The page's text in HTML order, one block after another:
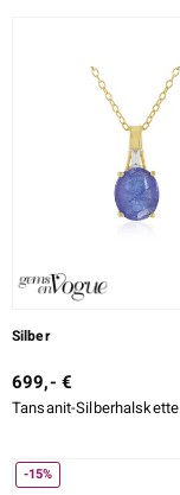
Silber
699,- €
Tansanit-Silberhalskette
-15%